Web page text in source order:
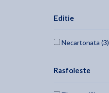
Editie
Necartonata (3)
Rasfoieste